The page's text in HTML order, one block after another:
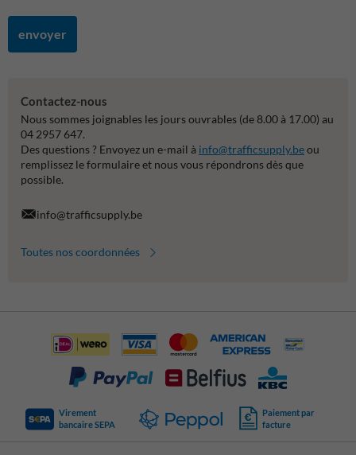
envoyer
Contactez-nous
Nous sommes joignables les jours ouvrables (de 8.00 à 17.00) au
04 2957 647.
Des questions ? Envoyez un e-mail à info@trafficsupply.beou
remplissez le formulaire et nous vous répondrons dès que
possible.
info@trafficsupply.be
Toutes nos coordonnées
Virement
bancaire SEPA
Paiement par
facture